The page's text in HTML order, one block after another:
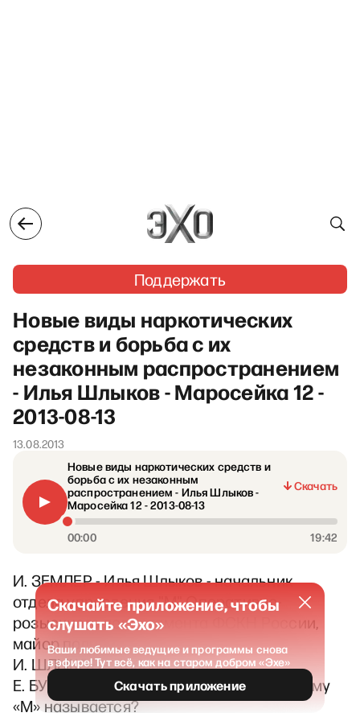
Поддержать
Новые виды наркотических
средств и борьба с их
незаконным распространением
- Илья Шлыков - Маросейка 12 -
2013-08-13
13.08.2013
Новые виды наркотических средств и
борьба с их незаконным
распространением - Илья Шлыков -
Маросейка 12 - 2013-08-13
Скачать
00:00 19:42
И. ЗЕМЛЕР - Илья Шлыков - начальник
отдела управления "М" Оперативно-
розыскного департамента ФСКН России,
майор полиции.
И. ШЛЫКОВ - Добрый день.
Е. БУНТМАН – У меня сразу вопрос: почему
«М» называется?
Скачайте приложение, чтобы
слушать «Эхо»
Ваши любимые ведущие и программы снова
в эфире! Тут всё, как на старом добром «Эхе»
Скачать приложение